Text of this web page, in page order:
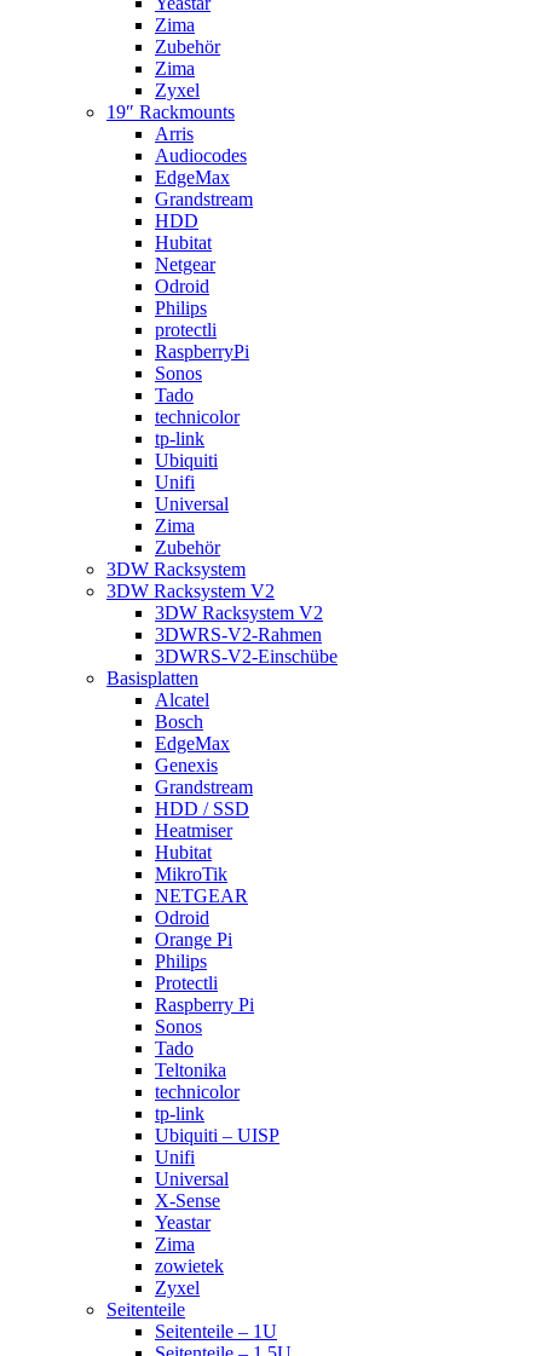
Zima
Zubehör
Zima
Zyxel
19″ Rackmounts
Arris
Audiocodes
EdgeMax
Grandstream
HDD
Hubitat
Netgear
Odroid
Philips
protectli
RaspberryPi
Sonos
Tado
technicolor
tp-link
Ubiquiti
Unifi
Universal
Zima
Zubehör
3DW Racksystem
3DW Racksystem V2
3DW Racksystem V2
3DWRS-V2-Rahmen
3DWRS-V2-Einschübe
Basisplatten
Alcatel
Bosch
EdgeMax
Genexis
Grandstream
HDD / SSD
Heatmiser
Hubitat
MikroTik
NETGEAR
Odroid
Orange Pi
Philips
Protectli
Raspberry Pi
Sonos
Tado
Teltonika
technicolor
tp-link
Ubiquiti – UISP
Unifi
Universal
X-Sense
Yeastar
Zima
zowietek
Zyxel
Seitenteile
Seitenteile – 1U